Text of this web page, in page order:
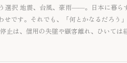
選択 地震、台風、豪雨――。日本に暮ら
せです。それでも、「何とかなるだろう
止は、信用の失墜や顧客離れ、ひいては